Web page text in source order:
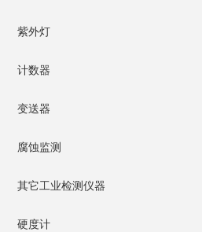
紫外灯
计数器
变送器
腐蚀监测
其它工业检测仪器
硬度计